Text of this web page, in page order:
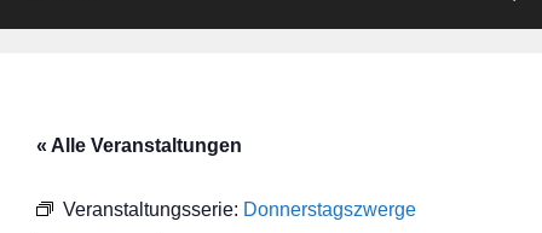
« Alle Veranstaltungen
Veranstaltungsserie: Donnerstagszwerge